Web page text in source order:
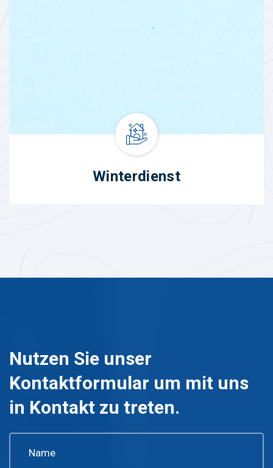
Winterdienst
Nutzen Sie unser
Kontaktformular um mit uns
in Kontakt zu treten.